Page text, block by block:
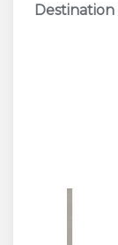
Destination